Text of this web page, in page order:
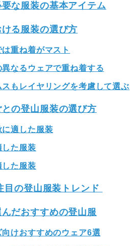
な服装の基本アイテム
る服装の選び方
重ね着がマスト
異なるウェアで重ね着する
スもレイヤリングを考慮して選ぶ
の登山服装の選び方
に適した服装
した服装
した服装
目の登山服装トレンド
だおすすめの登山服
向けおすすめのウェア6選